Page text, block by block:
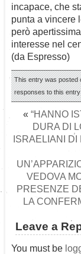
incapace, che
punta a vincere
però
interesse nel
(da Espresso)
This entry was posted
responses to this
« “HANNO
DURA DI
ISRAELIANI
VEDOVA
PRESENZE
LA
Leave a
You must be